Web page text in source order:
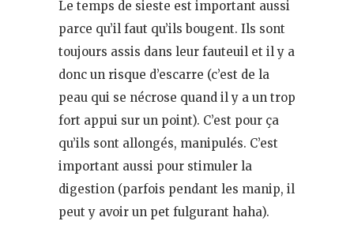
Le temps de sieste est important aussi
parce qu’il faut qu’ils bougent. Ils sont
toujours assis dans leur fauteuil et il y a
donc un risque d’escarre (c’est de la
peau qui se nécrose quand il y a un trop
fort appui sur un point). C’est pour ça
qu’ils sont allongés, manipulés. C’est
important aussi pour stimuler la
digestion (parfois pendant les manip, il
peut y avoir un pet fulgurant haha).